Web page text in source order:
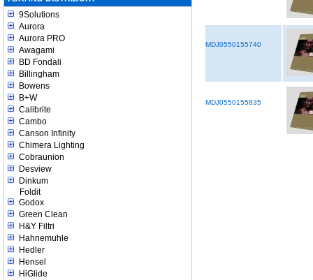
9Solutions
Aurora
Aurora PRO
Awagami
BD Fondali
Billingham
Bowens
B+W
Calibrite
Cambo
Canson Infinity
Chimera Lighting
Cobraunion
Desview
Dinkum
Foldit
Godox
Green Clean
H&Y Filtri
Hahnemuhle
Hedler
Hensel
HiGlide
MDJ0550155740
MDJ0550155835